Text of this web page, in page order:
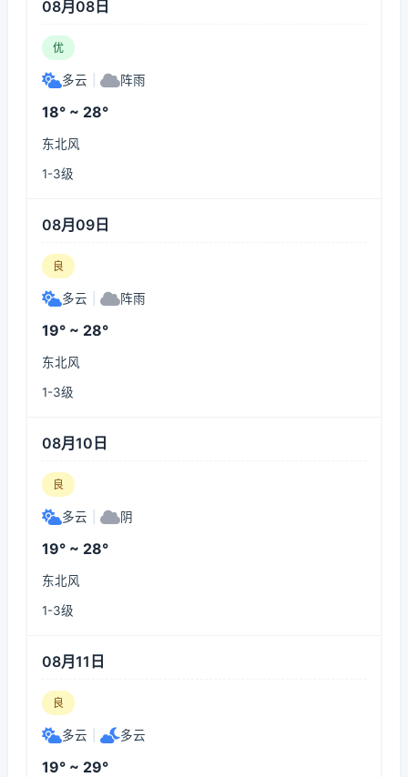
08月08日
优
多云 阵雨
18° ~ 28°
东北风
1-3级
08月09日
良
多云 阵雨
19° ~ 28°
东北风
1-3级
08月10日
良
多云 阴
19° ~ 28°
东北风
1-3级
08月11日
良
多云 多云
19° ~ 29°